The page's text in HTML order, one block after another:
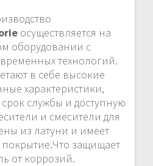
осуществляется на
оборудовании с
технологий.
в себе высокие
характеристики,
службы и доступную
и смесители для
из латуни и имеет
защищает
от коррозий.